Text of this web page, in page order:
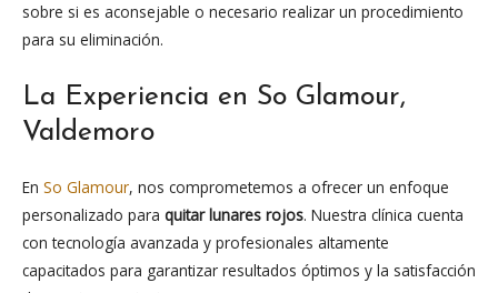
sobre si es aconsejable o necesario realizar un procedimiento
para su eliminación.
La Experiencia en So Glamour,
Valdemoro
En So Glamour, nos comprometemos a ofrecer un enfoque
personalizado para quitar lunares rojos. Nuestra clínica cuenta
con tecnología avanzada y profesionales altamente
capacitados para garantizar resultados óptimos y la satisfacción